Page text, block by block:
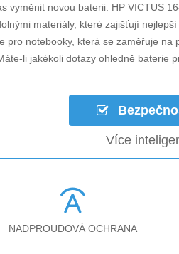
vyměnit novou baterii. HP VICTUS
materiály, které zajišťují
notebooky, která se zaměřuje
li jakékoli dotazy ohledně baterie
Více
NADPROUDOVÁ OCHRANA